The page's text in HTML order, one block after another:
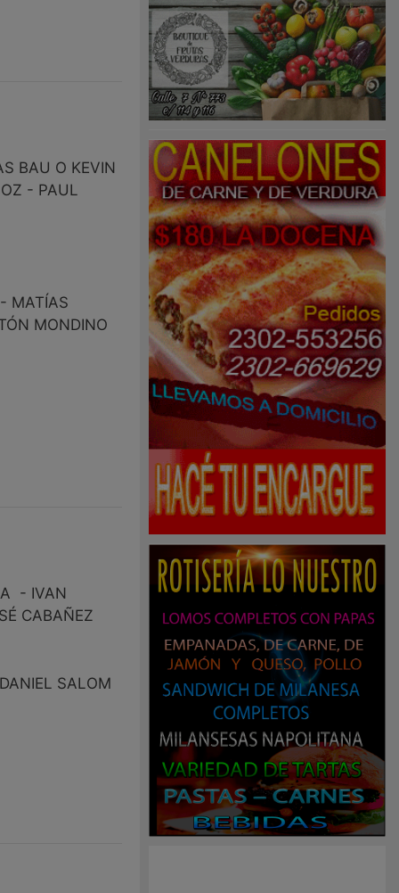
BAU O KEVIN
- PAUL
MATÍAS
MONDINO
- IVAN
CABAÑEZ
SALOM